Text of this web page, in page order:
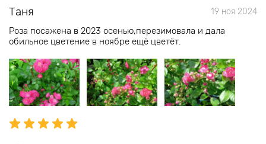
Таня 19 ноя 2024
Роза посажена в 2023 осенью,перезимовала и дала
обильное цветение в ноябре ещё цветёт.